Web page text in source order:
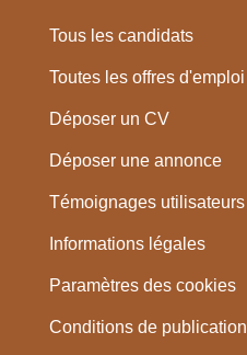
Tous les candidats
Toutes les offres d'emploi
Déposer un CV
Déposer une annonce
Témoignages utilisateurs
Informations légales
Paramètres des cookies
Conditions de publication